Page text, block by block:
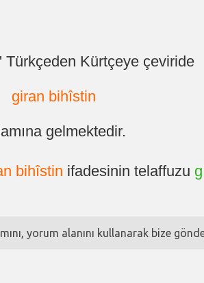
' Türkçeden Kürtçeye çeviride
giran bihîstin
gelmektedir.
bihîstin ifadesinin telaffuzu
yorum alanını kullanarak bize